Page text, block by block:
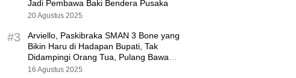
Jadi Pembawa Baki Bendera Pusaka
20 Agustus 2025
#3
Arviello, Paskibraka SMAN 3 Bone yang
Bikin Haru di Hadapan Bupati, Tak
Didampingi Orang Tua, Pulang Bawa
Hadiah Motor
16 Agustus 2025